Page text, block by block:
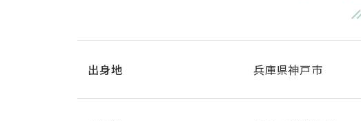
出身地 兵庫県神戸市